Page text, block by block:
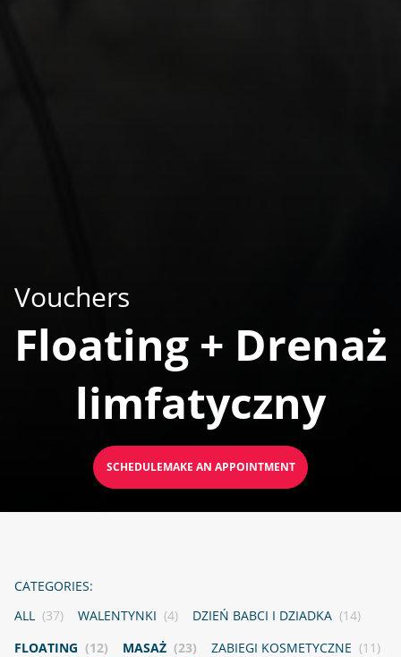
Vouchers
Floating + Drenaż
limfatyczny
SCHEDULEMAKE AN APPOINTMENT
CATEGORIES:
ALL (37) WALENTYNKI (4) DZIEŃ BABCI I DZIADKA (14)
FLOATING (12) MASAŻ (23) ZABIEGI KOSMETYCZNE (11)